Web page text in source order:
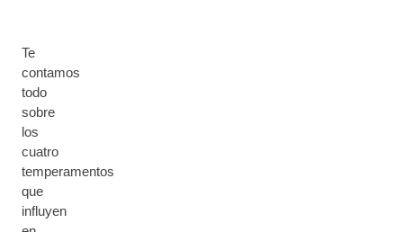
Te
contamos
todo
sobre
los
cuatro
temperamentos
que
influyen